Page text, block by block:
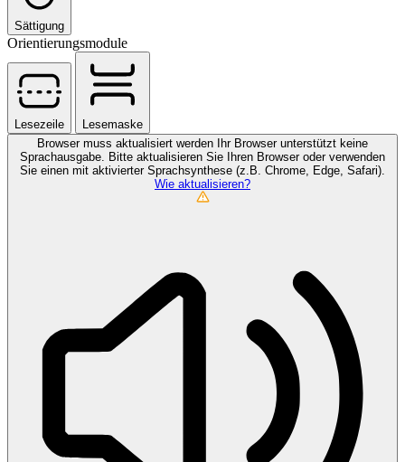
Sättigung
Orientierungsmodule
Lesezeile
Lesemaske
Browser muss aktualisiert werden
Ihr Browser unterstützt keine
Sprachausgabe. Bitte aktualisieren Sie Ihren Browser oder verwenden
Sie einen mit aktivierter Sprachsynthese (z.B. Chrome, Edge, Safari).
Wie aktualisieren?